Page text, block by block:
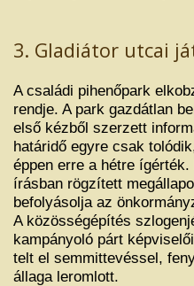
3. Gladiátor utcai
A családi pihenőpark
rendje. A park gazdátlan
első kézből szerzett
határidő egyre csak
éppen erre a hétre
írásban rögzített
befolyásolja az
A közösségépítés
kampányoló párt
telt el semmittevéssel,
állaga leromlott.